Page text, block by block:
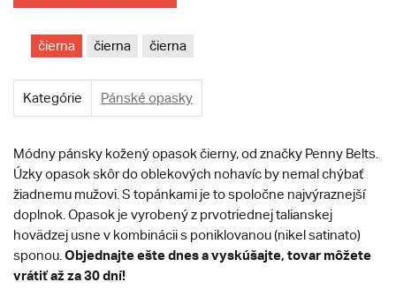
čierna čierna čierna
Kategórie Pánské opasky
Módny pánsky kožený opasok čierny, od značky Penny Belts.
Úzky opasok skôr do oblekových nohavíc by nemal chýbať
žiadnemu mužovi. S topánkami je to spoločne najvýraznejší
doplnok. Opasok je vyrobený z prvotriednej talianskej
hovädzej usne v kombinácii s poniklovanou (nikel satinato)
sponou. Objednajte ešte dnes a vyskúšajte, tovar môžete
vrátiť až za 30 dní!